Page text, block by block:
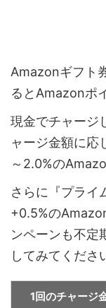
Amazonギフト
るとAmazonポ
現金でチャージ
ャージ金額に応
～2.0%の
さらに『プライ
+0.5%の
ンペーンも不定
してみてくださ
1回のチャージ